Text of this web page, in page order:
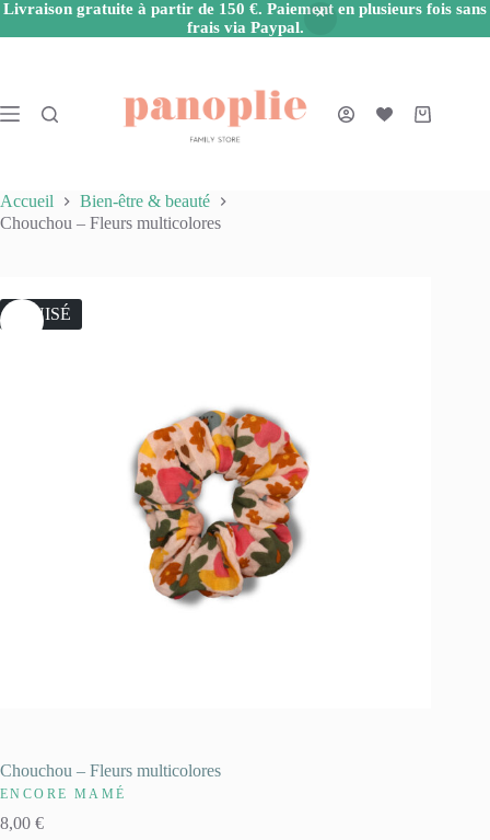
Livraison gratuite à partir de 150 €. Paiement en plusieurs fois sans
frais via Paypal.
Panier
Accueil
Bien-être & beauté
Chouchou – Fleurs multicolores
ÉPUISÉ
Chouchou – Fleurs multicolores
ENCORE MAMÉ
8,00 €